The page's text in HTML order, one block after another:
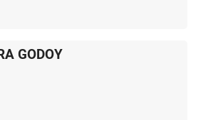
GODOY